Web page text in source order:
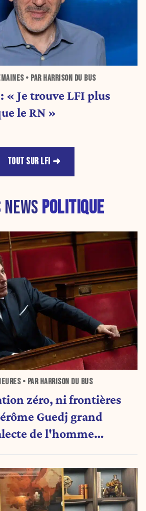
• PAR HARRISON DU BUS
« Je trouve LFI plus
le RN »
TOUT SUR LFI
POLITIQUE
• PAR HARRISON DU BUS
zéro, ni frontières
Guedj grand
de l'homme